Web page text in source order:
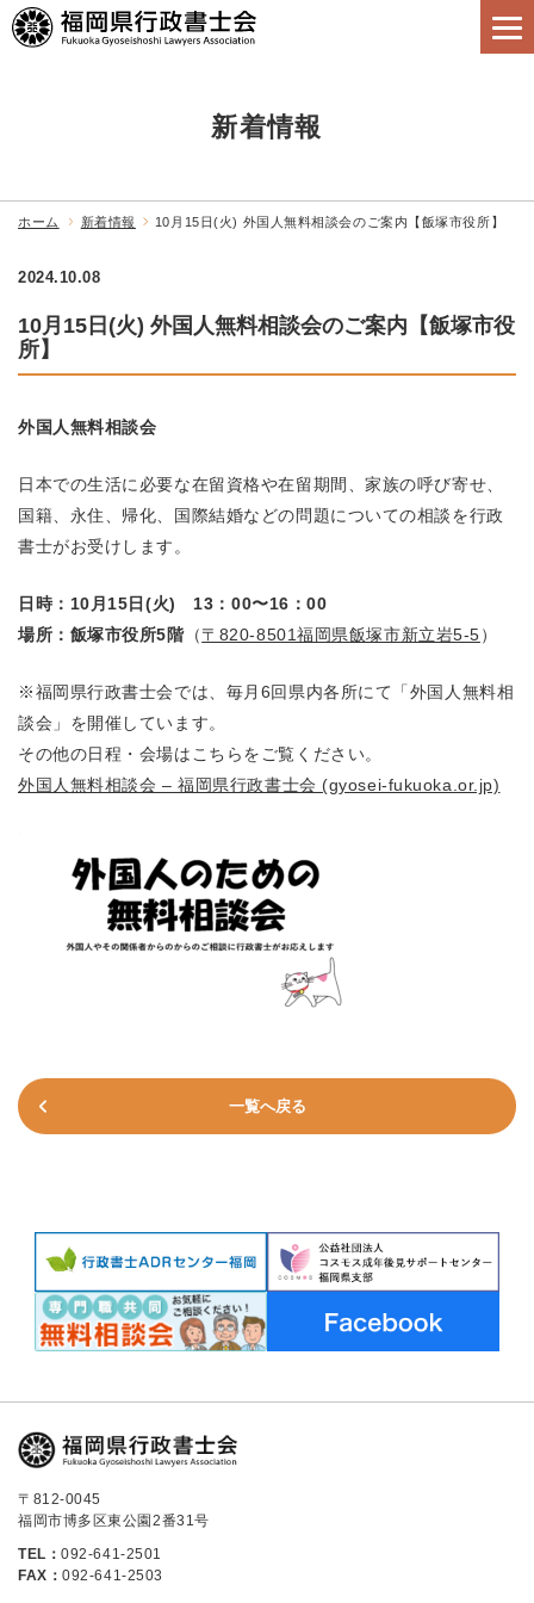
新着情報
ホーム 新着情報 10月15日(火) 外国人無料相談会のご案内【飯塚市役所】
2024.10.08
10月15日(火) 外国人無料相談会のご案内【飯塚市役
所】
外国人無料相談会
日本での生活に必要な在留資格や在留期間、家族の呼び寄せ、
国籍、永住、帰化、国際結婚などの問題についての相談を行政
書士がお受けします。
日時：10月15日(火) 13：00〜16：00
場所：飯塚市役所5階（〒820-8501福岡県飯塚市新立岩5-5）
※福岡県行政書士会では、毎月6回県内各所にて「外国人無料相
談会」を開催しています。
その他の日程・会場はこちらをご覧ください。
外国人無料相談会 – 福岡県行政書士会 (gyosei-fukuoka.or.jp)
一覧へ戻る
〒812-0045
福岡市博多区東公園2番31号
TEL：092-641-2501
FAX：092-641-2503